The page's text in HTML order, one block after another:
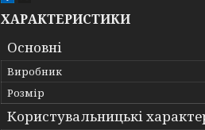
ХАРАКТЕРИСТИКИ
Основні
Виробник
Розмір
Користувальницькі